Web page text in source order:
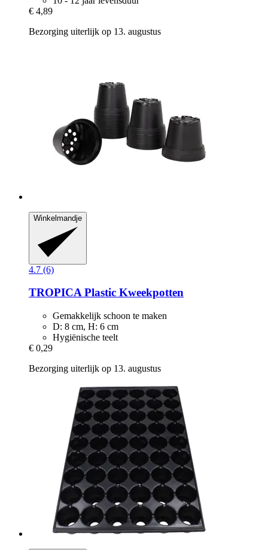
€ 4,89
Bezorging uiterlijk op 13. augustus
Winkelmandje
4.7 (6)
TROPICAPlastic Kweekpotten
Gemakkelijk schoon te maken
D: 8 cm, H: 6 cm
Hygiënische teelt
€ 0,29
Bezorging uiterlijk op 13. augustus